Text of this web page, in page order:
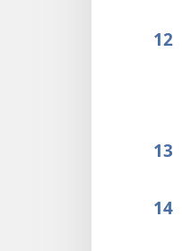
12
13
14